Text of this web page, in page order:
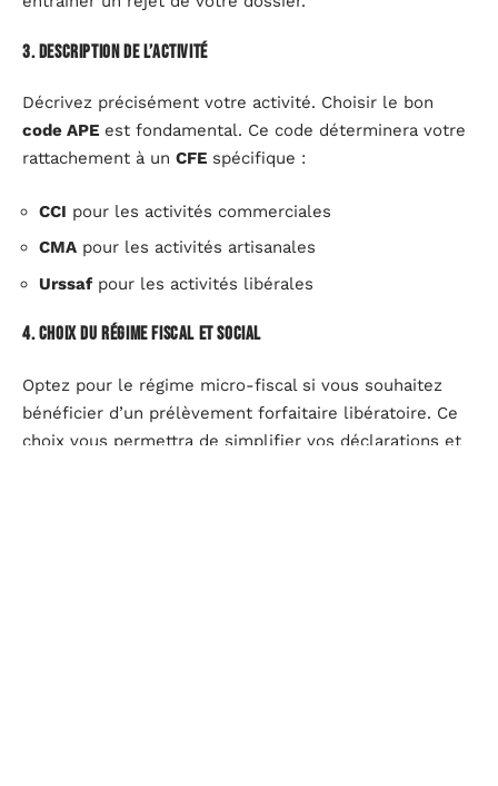
3. Description de l’activité
Décrivez précisément votre activité. Choisir le bon
code APE est fondamental. Ce code déterminera votre
rattachement à un CFE spécifique :
CCI pour les activités commerciales
CMA pour les activités artisanales
Urssafpour les activités libérales
4. Choix du régime fiscal et social
Optez pour le régime micro-fiscal si vous souhaitez
bénéficier d’un prélèvement forfaitaire libératoire. Ce
choix vous permettra de simplifier vos déclarations et